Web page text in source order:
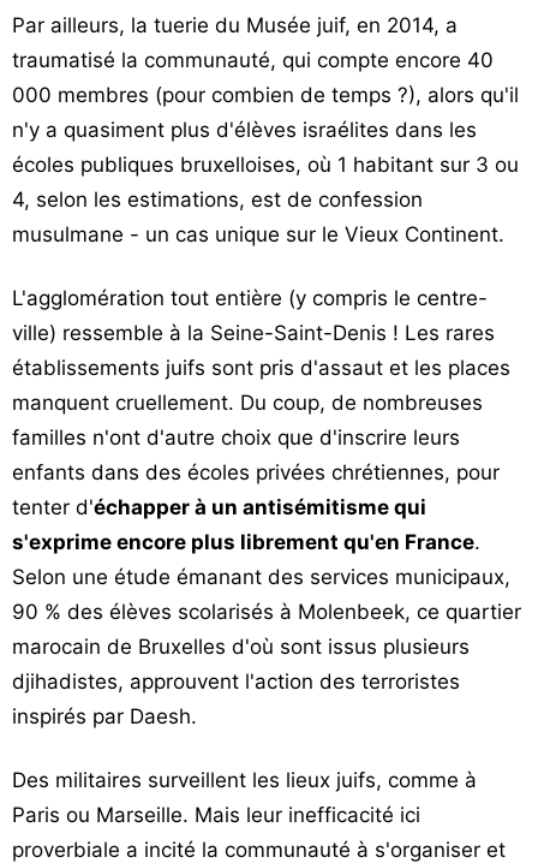
Par ailleurs, la tuerie du Musée juif, en 2014, a
traumatisé la communauté, qui compte encore 40
000 membres (pour combien de temps ?), alors qu'il
n'y a quasiment plus d'élèves israélites dans les
écoles publiques bruxelloises, où 1 habitant sur 3 ou
4, selon les estimations, est de confession
musulmane - un cas unique sur le Vieux Continent.
L'agglomération tout entière (y compris le centre-
ville) ressemble à la Seine-Saint-Denis ! Les rares
établissements juifs sont pris d'assaut et les places
manquent cruellement. Du coup, de nombreuses
familles n'ont d'autre choix que d'inscrire leurs
enfants dans des écoles privées chrétiennes, pour
tenter d'échapper à un antisémitisme qui
s'exprime encore plus librement qu'en France.
Selon une étude émanant des services municipaux,
90 % des élèves scolarisés à Molenbeek, ce quartier
marocain de Bruxelles d'où sont issus plusieurs
djihadistes, approuvent l'action des terroristes
inspirés par Daesh.
Des militaires surveillent les lieux juifs, comme à
Paris ou Marseille. Mais leur inefficacité ici
proverbiale a incité la communauté à s'organiser et